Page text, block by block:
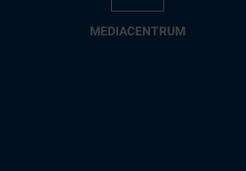
ME­DIA­CEN­TRUM